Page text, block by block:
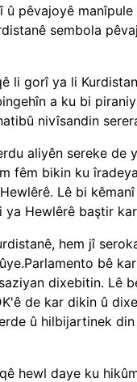
û pêvajoyê
sembola
li gorî ya li
a ku bi
nivîsandin
aliyên sereke de
fêm bikin ku
Lê bi
ya Hewlêrê baştir
hem jî
bê
dixebitin. Lê
de kar dikin û
û hilbijartinek
hewl daye ku